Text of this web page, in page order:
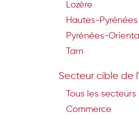
Lozère
Hautes-Pyrénées
Pyrénées-
Tarn
Secteur cible de
Tous les secteurs
Commerce